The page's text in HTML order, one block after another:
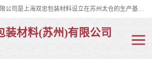
双忠包装材料（苏州）有限公司是上海双忠包装材料设立在苏州太仓的生产基地，占地约2万平米，产品主要有打孔缠绕膜，拉伸蜂窝纸，集装箱充气袋，滑托板，打包带，裹包网兜，防滑纸等箱体和托盘的运输和保护性包材。固永包材®，GooYon Pack®，是我们保护性包装材料的专属品牌。
装材料(苏州)有限公司